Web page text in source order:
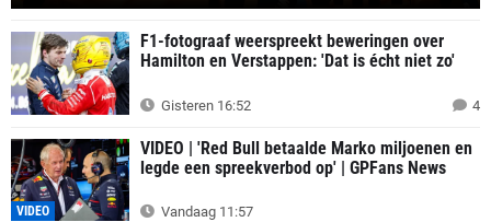
F1-fotograaf weerspreekt beweringen over
Hamilton en Verstappen: 'Dat is écht niet zo'
Gisteren 16:52 4
VIDEO
VIDEO | 'Red Bull betaalde Marko miljoenen en
legde een spreekverbod op' | GPFans News
Vandaag 11:57